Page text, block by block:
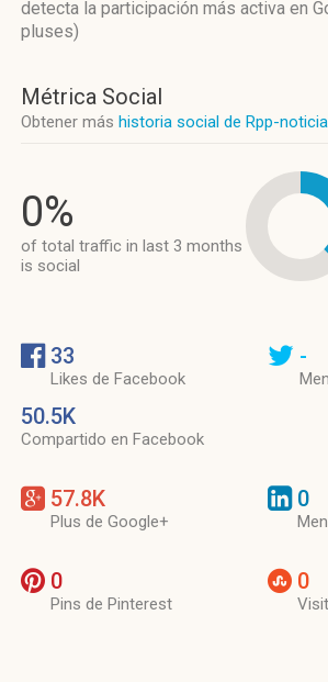
detecta la participación más activa en
pluses)
Métrica Social
Obtener más historia social de Rpp-
0%
of total traffic in last 3 months
is social
33
Likes de Facebook
50.5K
Compartido en Facebook
-
57.8K
Plus de Google+
0
0
Pins de Pinterest
0